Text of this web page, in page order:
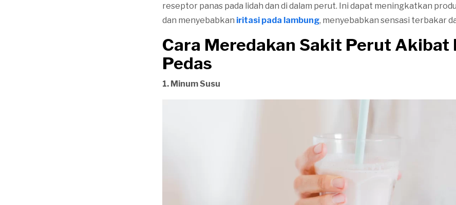
reseptor panas pada lidah dan di dalam perut. Ini dapat meningkatkan
dan menyebabkan iritasi pada lambung, menyebabkan sensasi terbakar
Cara Meredakan Sakit Perut Akibat
Pedas
1. Minum Susu